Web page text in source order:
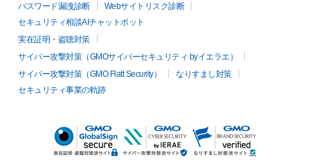
パスワード漏洩診断
Webサイトリスク診断
セキュリティ相談AIチャットボット
実在証明・盗聴対策
サイバー攻撃対策（GMOサイバーセキュリティ byイエラエ）
サイバー攻撃対策（GMO Flatt Security）
なりすまし対策
セキュリティ事業の軌跡